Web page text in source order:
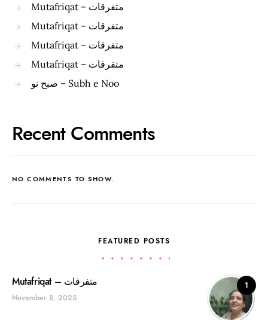
Mutafriqat – متفرقات
Mutafriqat – متفرقات
Mutafriqat – متفرقات
Mutafriqat – متفرقات
صبح نو – Subh e Noo
Recent Comments
NO COMMENTS TO SHOW.
FEATURED POSTS
1 Mutafriqat – متفرقات
November 8, 2025